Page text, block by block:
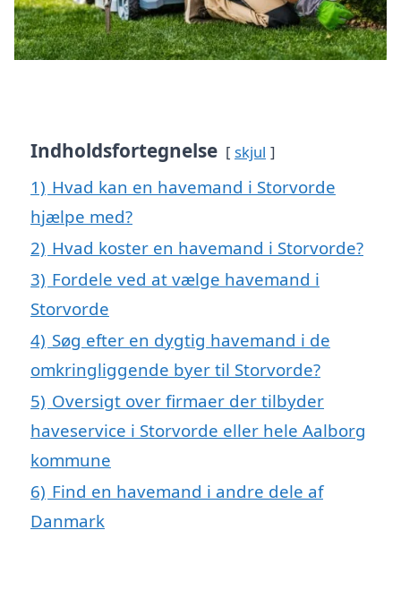
Indholdsfortegnelse skjul
1) Hvad kan en havemand i Storvorde
hjælpe med?
2) Hvad koster en havemand i Storvorde?
3) Fordele ved at vælge havemand i
Storvorde
4) Søg efter en dygtig havemand i de
omkringliggende byer til Storvorde?
5) Oversigt over firmaer der tilbyder
haveservice i Storvorde eller hele Aalborg
kommune
6) Find en havemand i andre dele af
Danmark